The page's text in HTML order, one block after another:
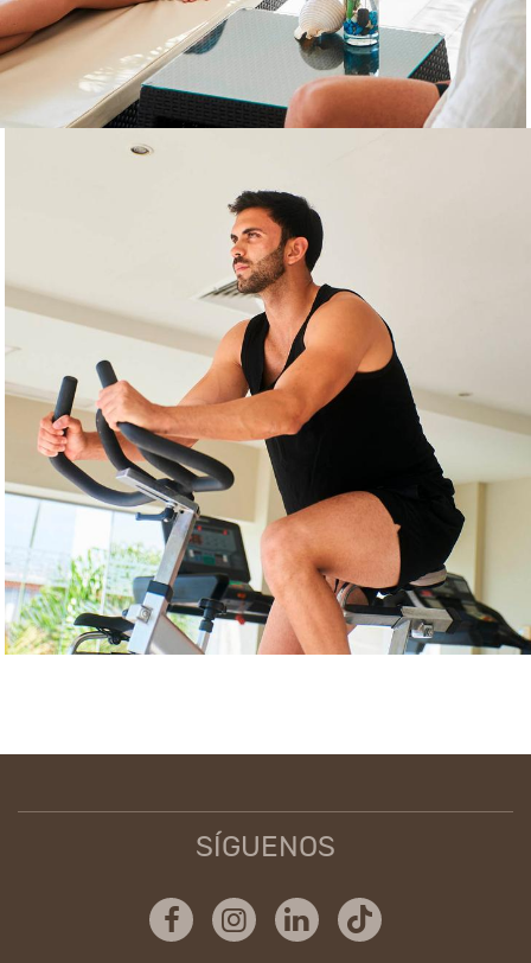
SÍGUENOS
FacebookInstagram
LinkedinTiktok